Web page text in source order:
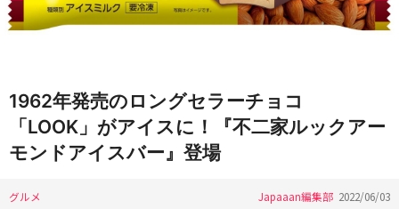
1962年発売のロングセラーチョコ
「LOOK」がアイスに！『不二家ルックアー
モンドアイスバー』登場
グルメ Japaaan編集部 2022/06/03